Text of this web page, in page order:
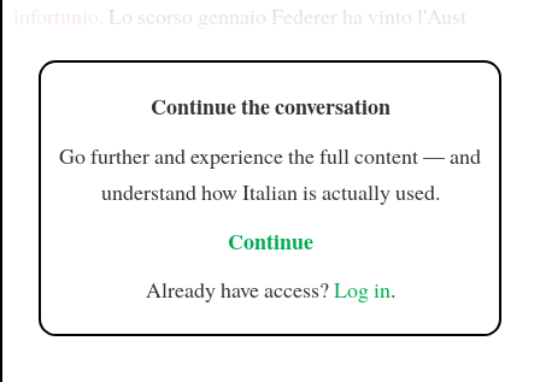
infortunio . Lo scorso gennaio Federer ha vinto l'Aust
Continue the conversation
Go further and experience the full content — and
understand how Italian is actually used.
Continue
Already have access?Log in.